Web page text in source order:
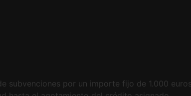
subvenciones por un importe fijo de 1.000